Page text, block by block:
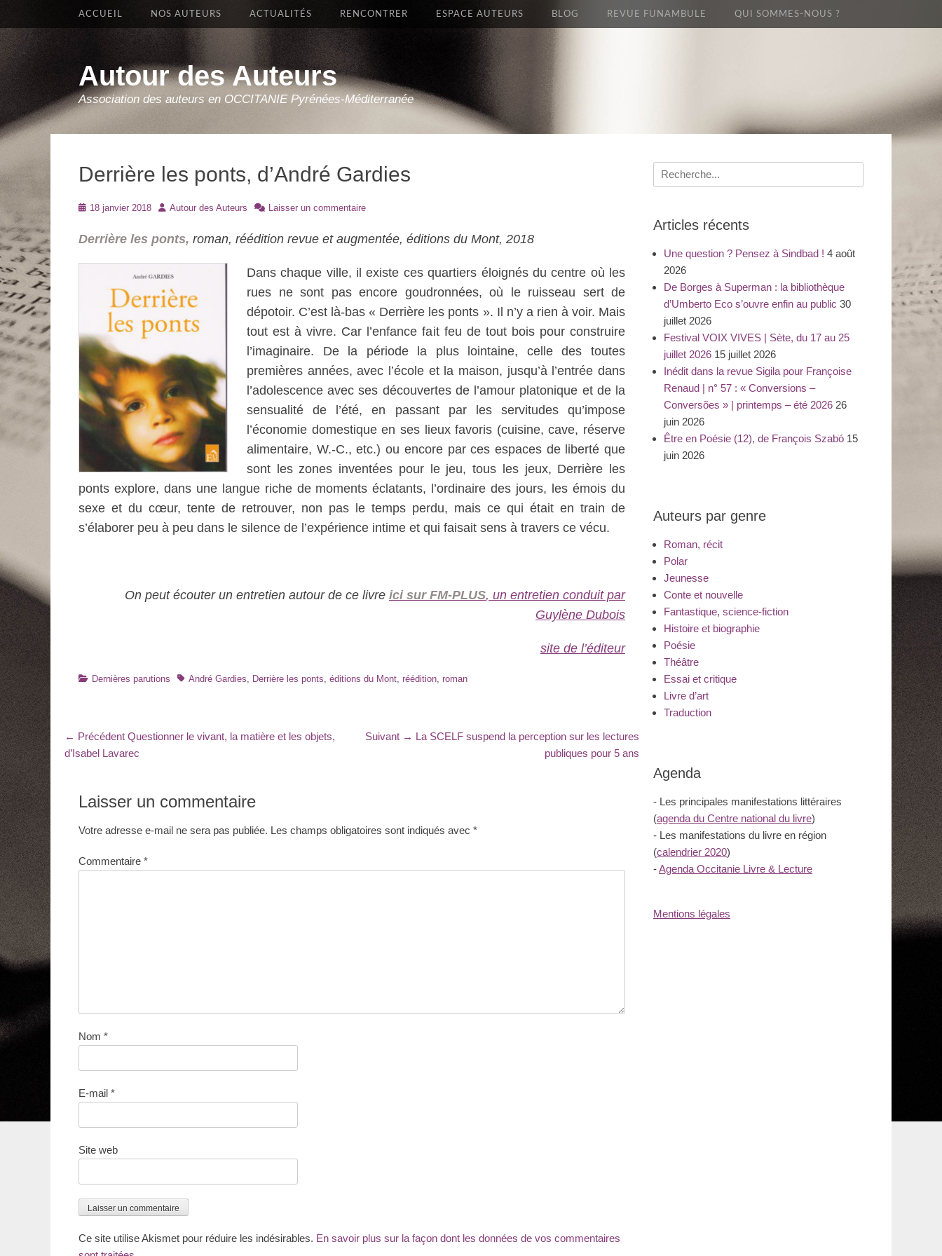
Autour des Auteurs
Association des auteurs en OCCITANIE Pyrénées-Méditerranée
Premier Menu
Aller
ACCUEIL NOS AUTEURS ACTUALITÉS RENCONTRER ESPACE AUTEURS BLOG REVUE FUNAMBULE QUI SOMMES-NOUS ?
Derrière les ponts, d’André Gardies
Posté18 janvier 2018 Auteur
Autour des Auteurs Laisser un commentaire
Derrière les ponts, roman, réédition revue et augmentée, éditions du Mont, 2018
Dans chaque ville, il existe ces quartiers éloignés du centre où les
rues ne sont pas encore goudronnées, où le ruisseau sert de
dépotoir. C’est là-bas « Derrière les ponts ». Il n’y a rien à voir. Mais
tout est à vivre. Car l’enfance fait feu de tout bois pour construire
l’imaginaire. De la période la plus lointaine, celle des toutes
premières années, avec l’école et la maison, jusqu’à l’entrée dans
l’adolescence avec ses découvertes de l’amour platonique et de la
sensualité de l’été, en passant par les servitudes qu’impose
l’économie domestique en ses lieux favoris (cuisine, cave, réserve
alimentaire, W.-C., etc.) ou encore par ces espaces de liberté que
sont les zones inventées pour le jeu, tous les jeux, Derrière les
ponts explore, dans une langue riche de moments éclatants, l’ordinaire des jours, les émois du
sexe et du cœur, tente de retrouver, non pas le temps perdu, mais ce qui était en train de
s’élaborer peu à peu dans le silence de l’expérience intime et qui faisait sens à travers ce vécu.
On peut écouter un entretien autour de ce livre ici sur FM-PLUS, un entretien conduit par
Guylène Dubois
site de l’éditeur
Catégories
Dernières parutions TagsAndré Gardies, Derrière les ponts, éditions du Mont, réédition, roman
Navigation
de
← Précédent Article
précédent
Questionner le vivant, la matière et les objets,
d’Isabel Lavarec
Suivant → Article
La SCELF suspend la perception sur les lectures
publiques pour 5 ans
Laisser un commentaire
Votre adresse e-mail ne sera pas publiée. Les champs obligatoires sont indiqués avec *
Commentaire *
Nom *
E-mail *
Site web
Ce site utilise Akismet pour réduire les indésirables. En savoir plus sur la façon dont les données de vos commentaires
Recherche
pour
Articles récents
Une question ? Pensez à Sindbad ! 4 août
2026
De Borges à Superman : la bibliothèque
d’Umberto Eco s’ouvre enfin au public 30
juillet 2026
Festival VOIX VIVES | Sète, du 17 au 25
juillet 2026 15 juillet 2026
Inédit dans la revue Sigila pour Françoise
Renaud | n° 57 : « Conversions –
Conversões » | printemps – été 2026 26
juin 2026
Être en Poésie (12), de François Szabó 15
juin 2026
Auteurs par genre
Roman, récit
Polar
Jeunesse
Conte et nouvelle
Fantastique, science-fiction
Histoire et biographie
Poésie
Théâtre
Essai et critique
Livre d’art
Traduction
Agenda
- Les principales manifestations littéraires
(agenda du Centre national du livre)
- Les manifestations du livre en région
(calendrier 2020)
-Agenda Occitanie Livre & Lecture
Mentions légales